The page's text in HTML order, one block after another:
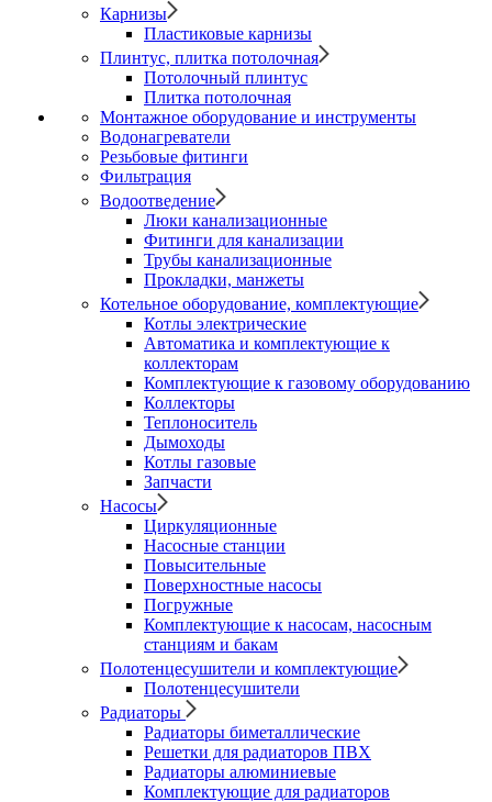
Карнизы
Пластиковые карнизы
Плинтус, плитка потолочная
Потолочный плинтус
Плитка потолочная
Монтажное оборудование и инструменты
Водонагреватели
Резьбовые фитинги
Фильтрация
Водоотведение
Люки канализационные
Фитинги для канализации
Трубы канализационные
Прокладки, манжеты
Котельное оборудование, комплектующие
Котлы электрические
Автоматика и комплектующие к
коллекторам
Комплектующие к газовому оборудованию
Коллекторы
Теплоноситель
Дымоходы
Котлы газовые
Запчасти
Насосы
Циркуляционные
Насосные станции
Повысительные
Поверхностные насосы
Погружные
Комплектующие к насосам, насосным
станциям и бакам
Полотенцесушители и комплектующие
Полотенцесушители
Радиаторы
Радиаторы биметаллические
Решетки для радиаторов ПВХ
Радиаторы алюминиевые
Комплектующие для радиаторов